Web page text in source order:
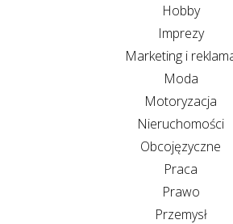
Hobby
Imprezy
Marketing i
Moda
Motoryzacja
Nieruchomości
Obcojęzyczne
Praca
Prawo
Przemysł